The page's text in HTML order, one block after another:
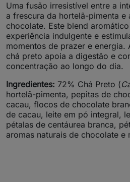
Uma fusão irresistível entre a
a frescura da hortelã-pimenta e
chocolate. Este blend
experiência indulgente e
momentos de prazer e energia.
chá preto apoia a digestão e
concentração ao longo do dia.
Ingredientes: 72% Chá Preto (
hortelã-pimenta, pepitas de
cacau, flocos de chocolate
de cacau, leite em pó integral,
pétalas de centáurea branca,
aromas naturais de chocolate e